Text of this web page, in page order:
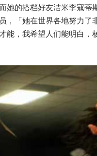
她的搭档好友洁米李寇蒂
，「她在世界各地努力了
能，我希望人们能明白，